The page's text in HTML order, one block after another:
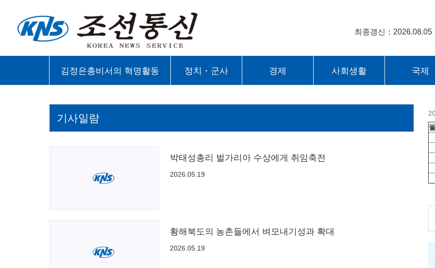
최종갱신：2026.08.05
김정은총비서의 혁명활동 정치・군사 경제 사회생활 국제
기사일람
박태성총리 벌가리아 수상에게 취임축전
2026.05.19
황해북도의 농촌들에서 벼모내기성과 확대
2026.05.19
월